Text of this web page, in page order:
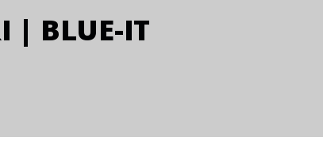
| BLUE-IT